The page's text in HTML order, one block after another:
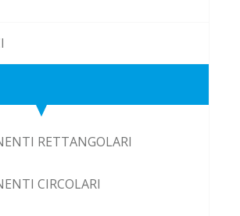
RETTANGOLARI
CIRCOLARI